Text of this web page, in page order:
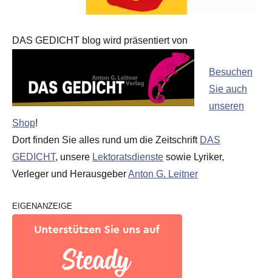
DAS GEDICHT blog wird präsentiert von
Besuchen
Sie auch
unseren
Shop!
Dort finden Sie alles rund um die Zeitschrift DAS
GEDICHT, unsere Lektoratsdienste sowie Lyriker,
Verleger und HerausgeberAnton G. Leitner
EIGENANZEIGE